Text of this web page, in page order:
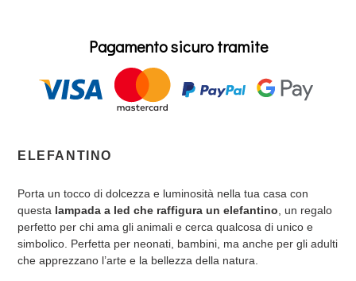
Pagamento sicuro tramite
del
carrello
ELEFANTINO
Porta un tocco di dolcezza e luminosità nella tua casa con
questa lampada a led che raffigura un elefantino , un regalo
perfetto per chi ama gli animali e cerca qualcosa di unico e
simbolico. Perfetta per neonati, bambini, ma anche per gli adulti
che apprezzano l’arte e la bellezza della natura.